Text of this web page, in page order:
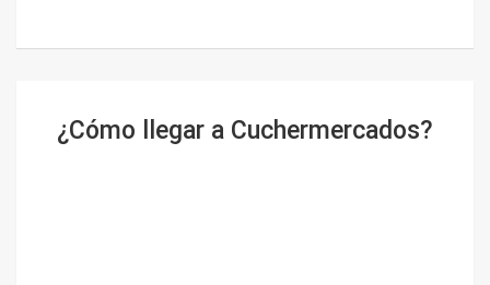
¿Cómo llegar a Cuchermercados?